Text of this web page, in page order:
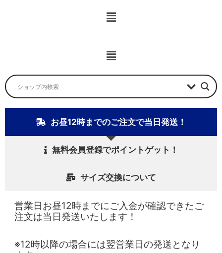
メ
ニ
メ
ニ
ュ
お昼12時までのご注文で当日発送！
無料会員登録でポイントゲット！
サイズ交換について
営業日お昼12時までにご入金が確認できたご
注文は当日発送いたします！
※12時以降の場合には翌営業日の発送となり